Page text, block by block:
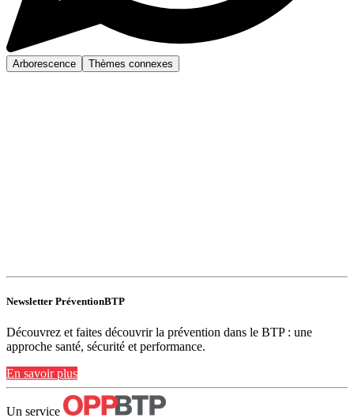
Arborescence Thèmes connexes
Newsletter PréventionBTP
Découvrez et faites découvrir la prévention dans le BTP : une
approche santé, sécurité et performance.
En savoir plus
Un service